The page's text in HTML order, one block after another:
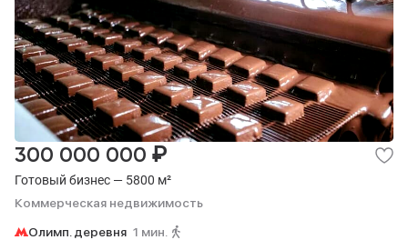
Готовый бизнес — 5800 м²
Коммерческая недвижимость
300 000 000 ₽
Олимп. деревня 1 мин.